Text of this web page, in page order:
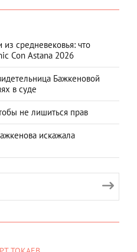
средневековья: что
Con Astana 2026
Бажкеновой
в суде
не лишиться прав
искажала